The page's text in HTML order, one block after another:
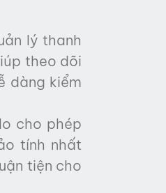
lý thanh
theo dõi
dàng kiểm
cho phép
tính nhất
tiện cho